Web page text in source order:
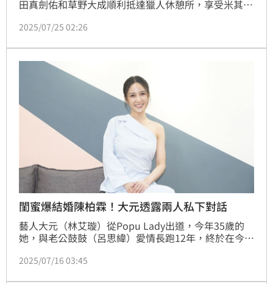
田真劍佑和草野大成順利抵達獵人休憩所，享受米其林
排及羊排、海鮮「紐西蘭豐盛宴」，四人吃得讚不絕
果全員被最高辣度13級的辣醬辣到說不出話，全軍覆
沒，靠著口感清香的斐濟果果汁才救回一命。蔡維歆
2025/07/25 02:26
閨蜜爆結婚陳柏霖！大元透露兩人私下對話
藝人大元（林艾璇）從Popu Lady出道，今年35歲的
她，與老公鼓鼓（呂思緯）愛情長跑12年，終於在今年
紀公司「抓馬文化」，同隊成員庭瑄與陳柏霖最近被爆
2025/07/16 03:45